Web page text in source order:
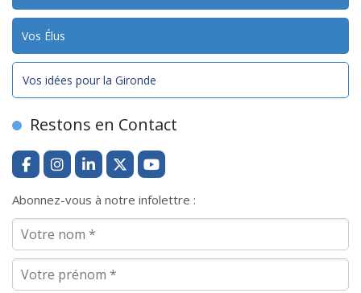
Vos Élus
Vos idées pour la Gironde
Restons en Contact
Abonnez-vous à notre infolettre :